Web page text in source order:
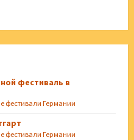
фестиваль в
фестивали Германии
фестивали Германии